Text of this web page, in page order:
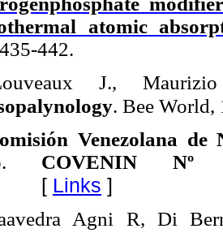
atomic
442.
J.,
. Bee World,
Venezolana de
COVENIN Nº
[ Links ]
Agni R, Di